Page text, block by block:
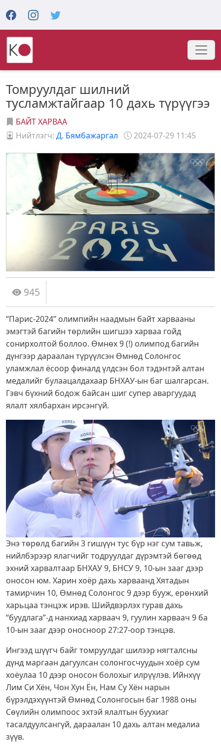
Томруулдаг шилний
тусламжтайгаар 10 дахь түрүүгээ
БАЙТ ХАРВАА
Нийтлэгч: Д. Бямбажаргал 2024-07-29 11:45
945
“Парис-2024” олимпийн наадмын байт харвааны
эмэгтэй багийн төрлийн шигшээ харваа гойд
сонирхолтой боллоо. Өмнөх 9 (!) олимпод багийн
дүнгээр дараалан түрүүлсэн Өмнөд Солонгос
уламжлал ёсоор финалд үлдсэн бол тэдэнтэй алтан
медалийг булаацалдахаар БНХАУ-ын баг шалгарсан.
Гэвч бүхний бодож байсан шиг супер аваргуудад
ялалт хялбархан ирсэнгүй.
Энэ төрөлд багийн 3 гишүүн тус бүр нэг сум тавьж,
нийлбэрээр ялагчийг тодруулдагдүрэмтэй бөгөөд
эхний харвалтаар БНХАУ 9, БНСУ 9, 10-ын зааг дээр
оносон юм. Харин хоёр дахь харваанд Хятадын
тамирчин 10, Өмнөд Солонгос 9 дээр бууж, ерөнхий
харьцаа тэнцэж ирэв. Шийдвэрлэх гурав дахь
“буудлага”-д нанхиад харваач 9, гуулин харваач 9 ба
10-ын зааг дээр оносноор 27:27-оор тэнцэв.
Ингээд шүүгч байг томруулдаг шилээр нягталсны
дүнд маргаан дагуулсан солонгосчуудын хоёр сум
хоёулаа 10 дээр оносон болохыг илрүүлэв. Ийнхүү
Лим Си Хён, Чон Хун Ён, Нам Су Хён нарын
бүрэлдэхүүнтэй Өмнөд Солонгосын баг 1988 оны
Сөүлийн олимпоос эхтэй ялалтын буухиаг
тасалдуулсангүй, дараалан 10 дахь алтан медалиа
зүүв.